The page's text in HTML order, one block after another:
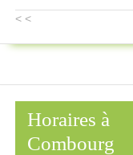
< <
Horaires à
Combourg